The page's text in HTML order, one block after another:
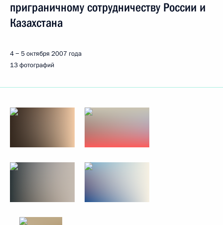
приграничному сотрудничеству России и
Казахстана
4 − 5 октября 2007 года
13 фотографий